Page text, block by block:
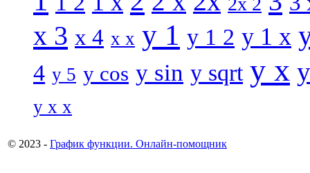
x 3 x 4 x x y 1 y 1 2 y 1 x
4 y 5 y cos y sin y sqrt y x
y x x
© 2023 - График функции. Онлайн-помощник